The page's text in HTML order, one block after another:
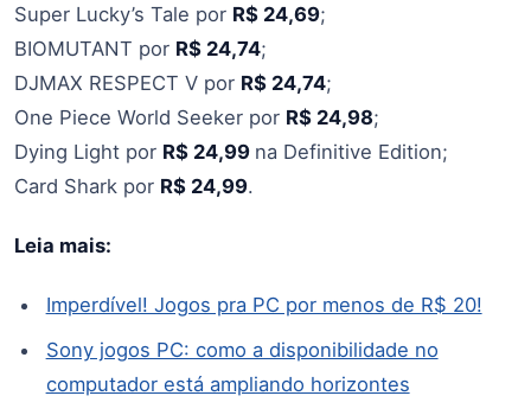
Super Lucky’s Tale por R$ 24,69;
BIOMUTANT por R$ 24,74;
DJMAX RESPECT V por R$ 24,74;
One Piece World Seeker por R$ 24,98;
Dying Light por R$ 24,99 na Definitive Edition;
Card Shark por R$ 24,99.
Leia mais:
Imperdível! Jogos pra PC por menos de R$ 20!
Sony jogos PC: como a disponibilidade no
computador está ampliando horizontes